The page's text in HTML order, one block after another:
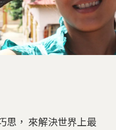
思， 來解決世界上最